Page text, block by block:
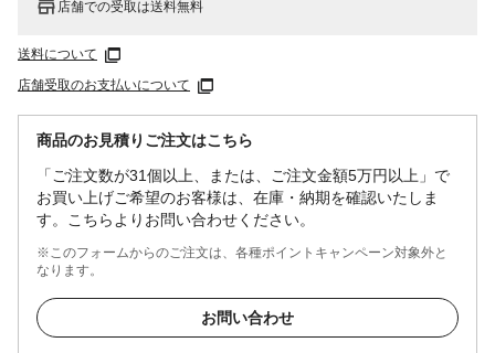
店舗での受取は送料無料
送料について
店舗受取のお支払いについて
商品のお見積りご注文はこちら
「ご注文数が31個以上、または、ご注文金額5万円以上」で
お買い上げご希望のお客様は、在庫・納期を確認いたしま
す。こちらよりお問い合わせください。
※このフォームからのご注文は、各種ポイントキャンペーン対象外と
なります。
お問い合わせ